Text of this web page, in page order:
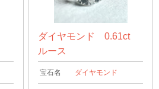
ダイヤモンド 0.61ct
ルース
宝石名 ダイヤモンド